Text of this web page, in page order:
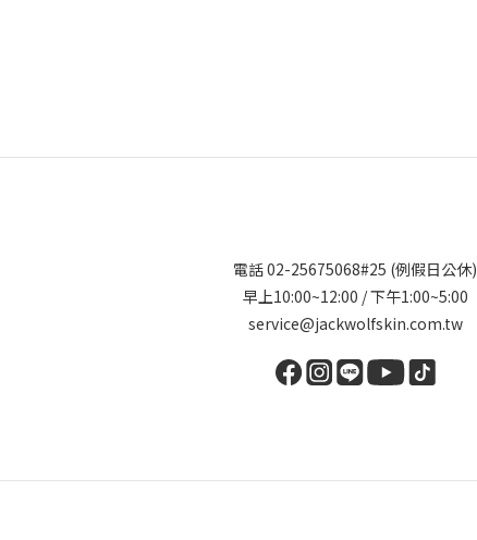
電話 02-25675068#25 (例假日公休)
早上10:00~12:00 / 下午1:00~5:00
service@jackwolfskin.com.tw